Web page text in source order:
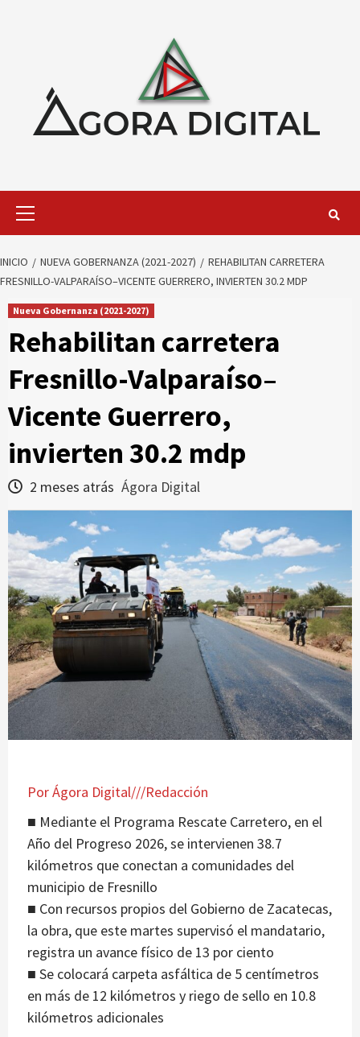
INICIO NUEVA GOBERNANZA (2021-2027)
REHABILITAN CARRETERA
FRESNILLO-VALPARAÍSO–VICENTE GUERRERO, INVIERTEN 30.2 MDP
Nueva Gobernanza (2021-2027)
Rehabilitan carretera
Fresnillo-Valparaíso–
Vicente Guerrero,
invierten 30.2 mdp
2 meses atrás Ágora Digital
Por Ágora Digital///Redacción
■ Mediante el Programa Rescate Carretero, en el
Año del Progreso 2026, se intervienen 38.7
kilómetros que conectan a comunidades del
municipio de Fresnillo
■ Con recursos propios del Gobierno de Zacatecas,
la obra, que este martes supervisó el mandatario,
registra un avance físico de 13 por ciento
■ Se colocará carpeta asfáltica de 5 centímetros
en más de 12 kilómetros y riego de sello en 10.8
kilómetros adicionales